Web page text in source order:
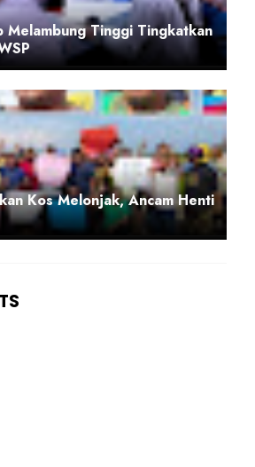
Melambung Tinggi Tingkatkan
Kos Melonjak, Ancam Henti